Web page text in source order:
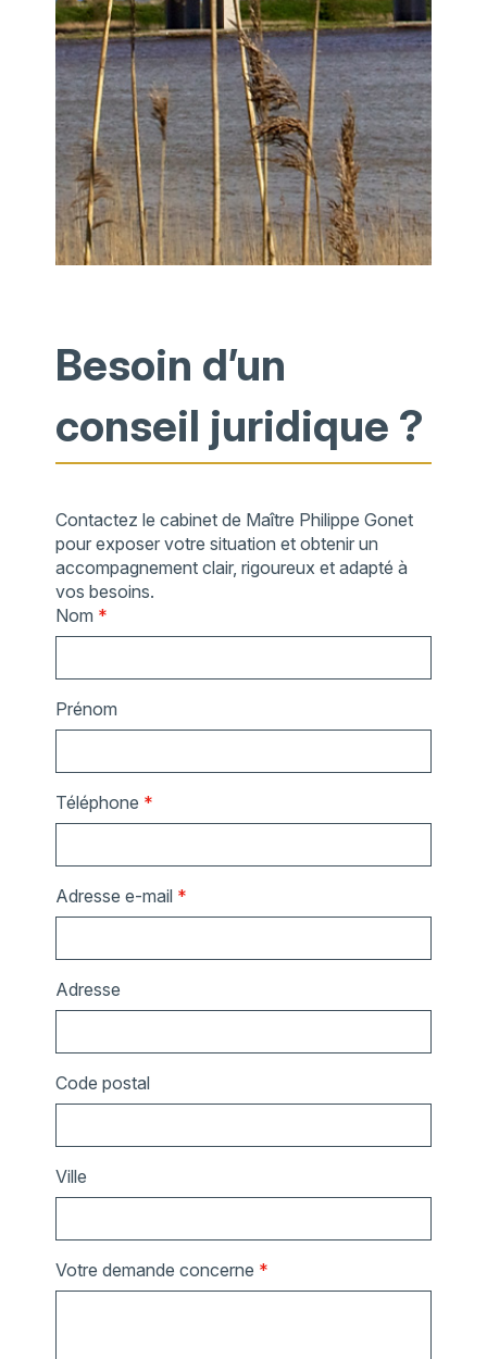
Besoin d’un
conseil juridique ?
Contactez le cabinet de Maître Philippe Gonet
pour exposer votre situation et obtenir un
accompagnement clair, rigoureux et adapté à
vos besoins.
Nom *
Prénom
Téléphone *
Adresse e-mail *
Adresse
Code postal
Ville
Votre demande concerne *